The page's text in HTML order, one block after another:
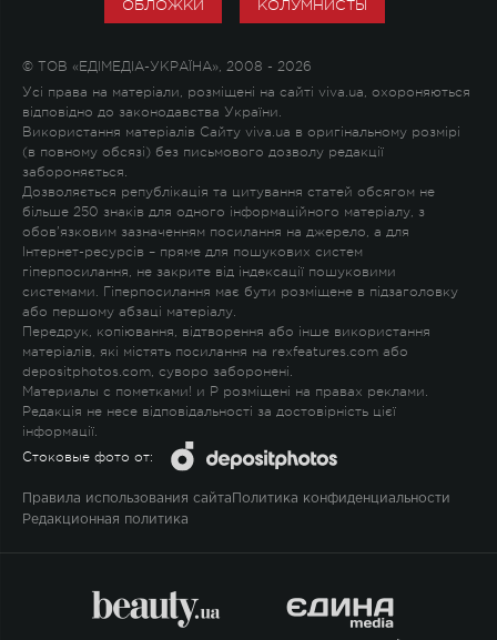
ОБЛОЖКИ КОЛУМНИСТЫ
© ТОВ «ЕДІМЕДІА-УКРАЇНА», 2008 - 2026
Усі права на матеріали, розміщені на сайті viva.ua, охороняються
відповідно до законодавства України.
Використання матеріалів Сайту viva.ua в оригінальному розмірі
(в повному обсязі) без письмового дозволу редакції
забороняється.
Дозволяється републікація та цитування статей обсягом не
більше 250 знаків для одного інформаційного матеріалу, з
обов'язковим зазначенням посилання на джерело, а для
Інтернет-ресурсів – пряме для пошукових систем
гіперпосилання, не закрите від індексації пошуковими
системами. Гіперпосилання має бути розміщене в підзаголовку
або першому абзаці матеріалу.
Передрук, копіювання, відтворення або інше використання
матеріалів, які містять посилання на rexfeatures.com або
depositphotos.com, суворо заборонені.
Материалы с пометками! и P розміщені на правах реклами.
Редакція не несе відповідальності за достовірність цієї
інформації.
Стоковые фото от:
Правила использования сайта Политика конфиденциальности
Редакционная политика